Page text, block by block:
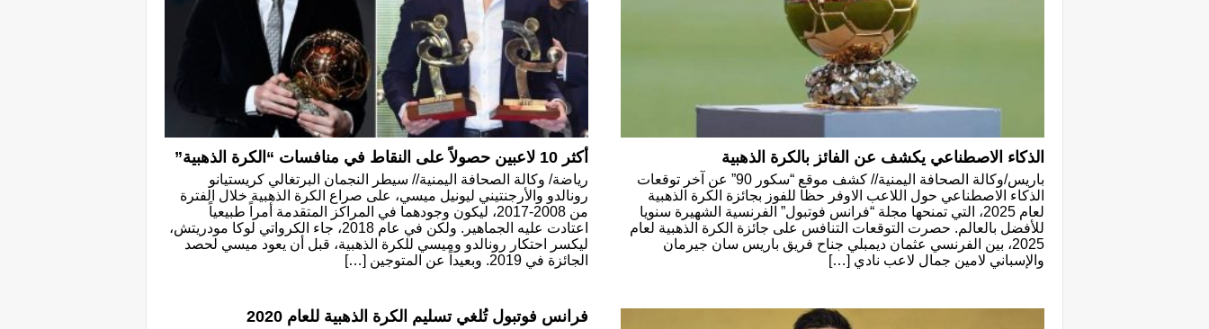
الذكاء الاصطناعي يكشف عن الفائز بالكرة الذهبية
باريس/وكالة الصحافة اليمنية// كشف موقع “سكور 90” عن آخر توقعات
الذكاء الاصطناعي حول اللاعب الاوفر حظا للفوز بجائزة الكرة الذهبية
لعام 2025، التي تمنحها مجلة “فرانس فوتبول” الفرنسية الشهيرة سنويا
للأفضل بالعالم. حصرت التوقعات التنافس على جائزة الكرة الذهبية لعام
2025، بين الفرنسي عثمان ديمبلي جناح فريق باريس سان جيرمان
والإسباني لامين جمال لاعب نادي […]
أكثر 10 لاعبين حصولاً على النقاط في منافسات “الكرة الذهبية”
رياضة/ وكالة الصحافة اليمنية// سيطر النجمان البرتغالي كريستيانو
رونالدو والأرجنتيني ليونيل ميسي، على صراع الكرة الذهبية خلال الفترة
من 2008-2017، ليكون وجودهما في المراكز المتقدمة أمراً طبيعياً
اعتادت عليه الجماهير. ولكن في عام 2018، جاء الكرواتي لوكا مودريتش،
ليكسر احتكار رونالدو وميسي للكرة الذهبية، قبل أن يعود ميسي لحصد
الجائزة في 2019. وبعيداً عن المتوجين […]
فرانس فوتبول تُلغي تسليم الكرة الذهبية للعام 2020